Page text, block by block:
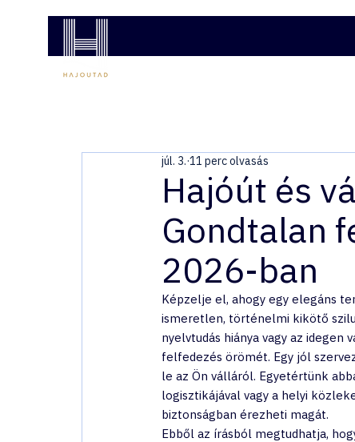
Hajóút és
Gondtalan
2026-ban
júl. 3. 11 perc olvasás
Képzelje el, ahogy egy elegáns
ismeretlen, történelmi kikötő
nyelvtudás hiánya vagy az
felfedezés örömét. Egy jól
le az Ön válláról. Egyetértünk
logisztikájával vagy a helyi
biztonságban érezheti magát.
Ebből az írásból megtudhatja,